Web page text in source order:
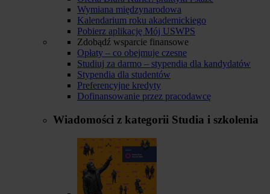
Wymiana międzynarodowa
Kalendarium roku akademickiego
Pobierz aplikację Mój USWPS
Zdobądź wsparcie finansowe
Opłaty – co obejmuje czesne
Studiuj za darmo – stypendia dla kandydatów
Stypendia dla studentów
Preferencyjne kredyty
Dofinansowanie przez pracodawcę
Wiadomości z kategorii Studia i szkolenia